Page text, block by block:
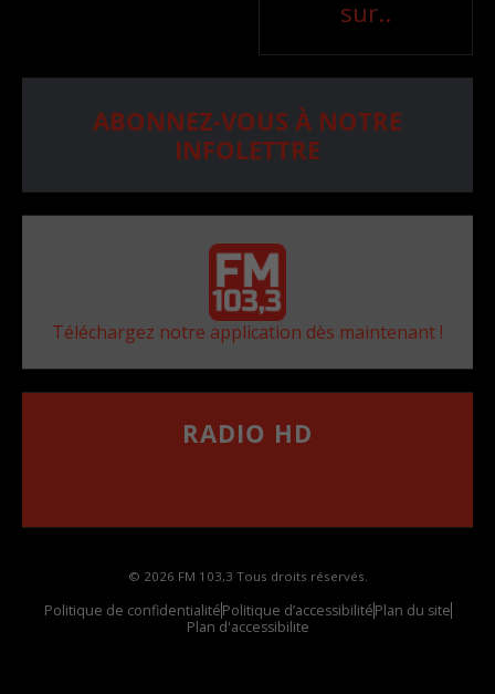
sur..
ABONNEZ-VOUS À NOTRE
INFOLETTRE
Téléchargez notre application dès maintenant !
RADIO HD
© 2026 FM 103,3 Tous droits réservés.
Politique de confidentialitéPolitique d’accessibilitéPlan du site
Plan d'accessibilite